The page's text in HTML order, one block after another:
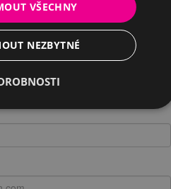
o testování
VŠECHNY
NEZBYTNÉ